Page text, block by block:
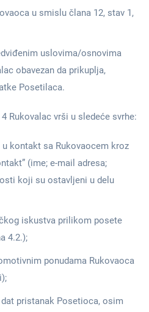
u smislu člana 12, stav 1,
uslovima/osnovima
obavezan da prikuplja,
Posetilaca.
Rukovalac vrši u sledeće svrhe:
kontakt sa Rukovaocem kroz
(ime; e-mail adresa;
koji su ostavljeni u delu
iskustva prilikom posete
4.2.);
ponudama Rukovaoca
pristanak Posetioca, osim